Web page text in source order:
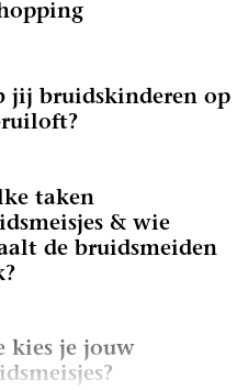
jij bruidskinderen op
taken
& wie
de bruidsmeiden
kies je jouw